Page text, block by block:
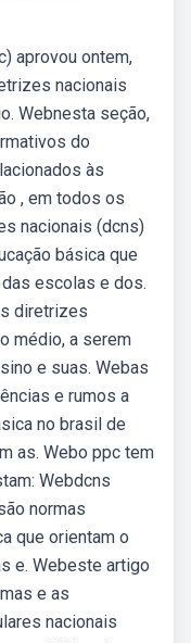
aprovou ontem,
nacionais
Webnesta seção,
do
às
, em todos os
nacionais (dcns)
básica que
escolas e dos.
diretrizes
médio, a serem
e suas. Webas
e rumos a
no brasil de
as. Webo ppc tem
Webdcns
normas
que orientam o
e. Webeste artigo
e as
nacionais